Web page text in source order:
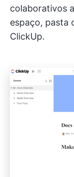
colaborativos
espaço, pasta
ClickUp.